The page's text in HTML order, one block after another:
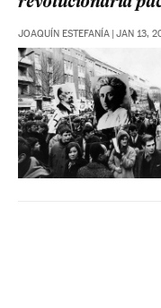
revolucionária
JOAQUÍN ESTEFANÍA JAN 13,